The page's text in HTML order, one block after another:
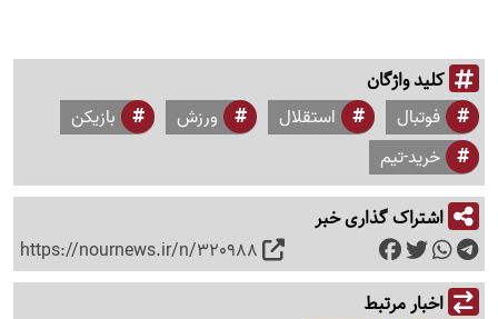
کلید واژگان
فوتبال استقلال ورزش
بازیکن
خرید-تیم
اشتراک گذاری خبر
https://nournews.ir/n/320988
اخبار مرتبط